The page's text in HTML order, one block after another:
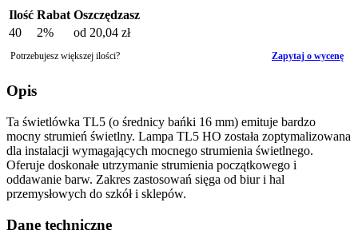
Ilość Rabat Oszczędzasz
40
2% od 20,04 zł
Potrzebujesz większej ilości? Zapytaj o wycenę
Opis
Ta świetlówka TL5 (o średnicy bańki 16 mm) emituje bardzo
mocny strumień świetlny. Lampa TL5 HO została zoptymalizowana
dla instalacji wymagających mocnego strumienia świetlnego.
Oferuje doskonałe utrzymanie strumienia początkowego i
oddawanie barw. Zakres zastosowań sięga od biur i hal
przemysłowych do szkół i sklepów.
Dane techniczne